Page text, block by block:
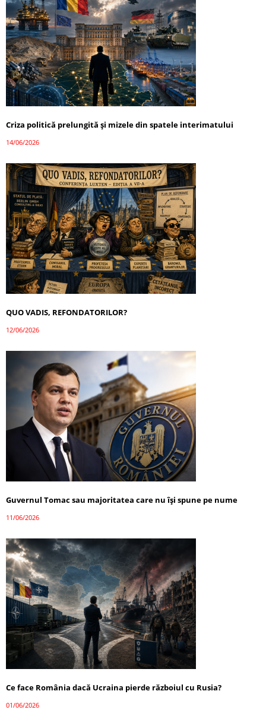
Criza politică prelungită și mizele din spatele interimatului
14/06/2026
QUO VADIS, REFONDATORILOR?
12/06/2026
Guvernul Tomac sau majoritatea care nu își spune pe nume
11/06/2026
Ce face România dacă Ucraina pierde războiul cu Rusia?
01/06/2026